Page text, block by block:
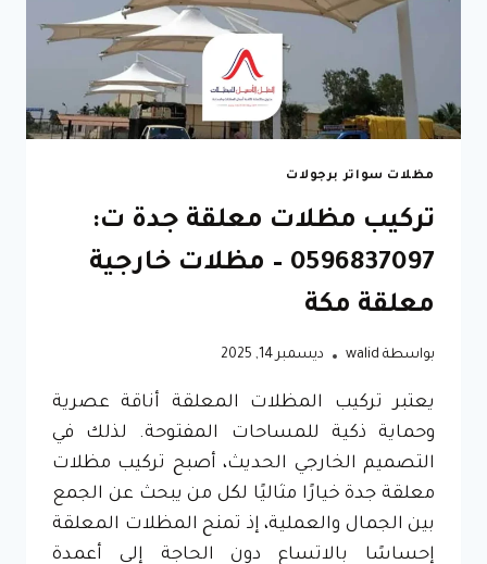
قماش
جدة
مظلات سواتر برجولات
تركيب مظلات معلقة جدة ت:
0596837097 – مظلات خارجية
معلقة مكة
بواسطة walid ديسمبر 14, 2025
يعتبر تركيب المظلات المعلقة أناقة عصرية
وحماية ذكية للمساحات المفتوحة. لذلك في
التصميم الخارجي الحديث، أصبح تركيب مظلات
معلقة جدة خيارًا مثاليًا لكل من يبحث عن الجمع
بين الجمال والعملية، إذ تمنح المظلات المعلقة
إحساسًا بالاتساع دون الحاجة إلى أعمدة